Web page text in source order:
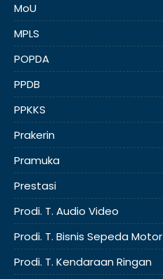
MoU
MPLS
POPDA
PPDB
PPKKS
Prakerin
Pramuka
Prestasi
Prodi. T. Audio Video
Prodi. T. Bisnis Sepeda Motor
Prodi. T. Kendaraan Ringan